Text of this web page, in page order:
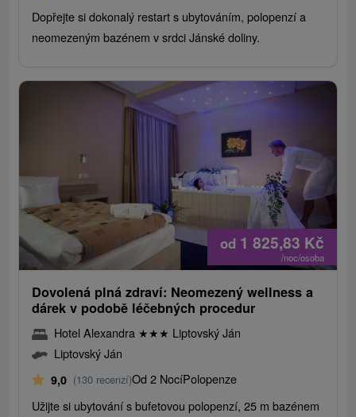
Dopřejte si dokonalý restart s ubytováním, polopenzí a
neomezeným bazénem v srdci Jánské doliny.
od 1 825,83 Kč
/noc/osoba
Dovolená plná zdraví: Neomezený wellness a
dárek v podobě léčebných procedur
Hotel Alexandra ★★★ Liptovský Ján
Liptovský Ján
9,0 (130 recenzí)Od 2 NocíPolopenze
Užijte si ubytování s bufetovou polopenzí, 25 m bazénem